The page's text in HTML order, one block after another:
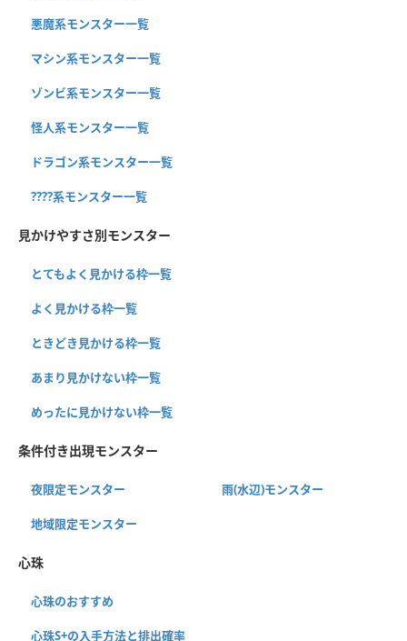
悪魔系モンスター一覧
マシン系モンスター一覧
ゾンビ系モンスター一覧
怪人系モンスター一覧
ドラゴン系モンスター一覧
????系モンスター一覧
見かけやすさ別モンスター
とてもよく見かける枠一覧
よく見かける枠一覧
ときどき見かける枠一覧
あまり見かけない枠一覧
めったに見かけない枠一覧
条件付き出現モンスター
夜限定モンスター 雨(水辺)モンスター
地域限定モンスター
心珠
心珠のおすすめ
心珠S+の入手方法と排出確率